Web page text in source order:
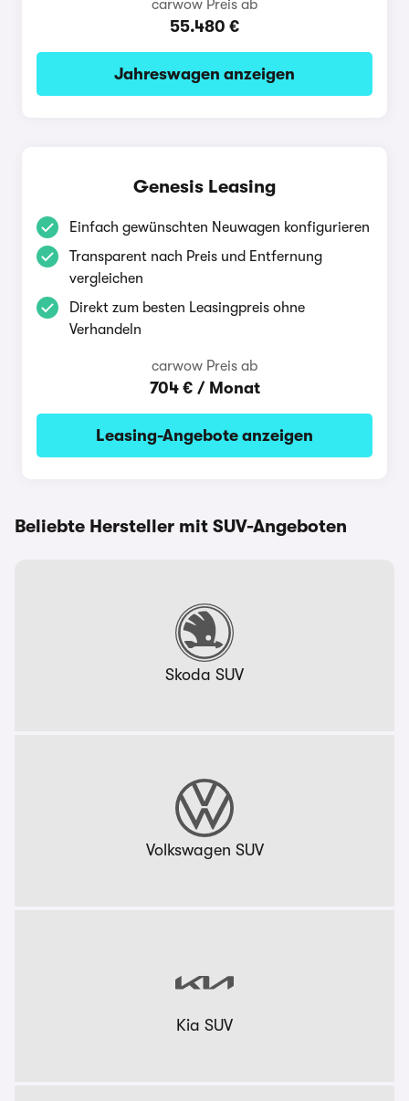
carwow Preis ab
55.480 €
Jahreswagen anzeigen
Genesis Leasing
Einfach gewünschten Neuwagen konfigurieren
Transparent nach Preis und Entfernung
vergleichen
Direkt zum besten Leasingpreis ohne
Verhandeln
carwow Preis ab
704 € / Monat
Leasing-Angebote anzeigen
Beliebte Hersteller mit SUV-Angeboten
Skoda SUV
Volkswagen SUV
Kia SUV